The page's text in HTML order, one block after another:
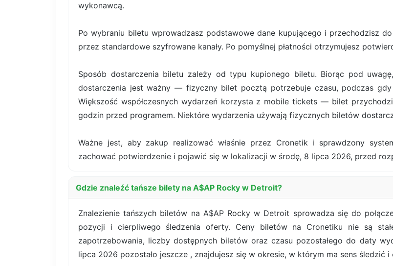
wykonawcą.
Po wybraniu biletu wprowadzasz podstawowe dane kupującego i przechodzisz
przez standardowe szyfrowane kanały. Po pomyślnej płatności otrzymujesz
Sposób dostarczenia biletu zależy od typu kupionego biletu. Biorąc pod
dostarczenia jest ważny — fizyczny bilet pocztą potrzebuje czasu, podczas
Większość współczesnych wydarzeń korzysta z mobile tickets — bilet
godzin przed programem. Niektóre wydarzenia używają fizycznych biletów
Ważne jest, aby zakup realizować właśnie przez Cronetik i sprawdzony
zachować potwierdzenie i pojawić się w lokalizacji w środę, 8 lipca 2026, przed
Gdzie znaleźć tańsze bilety na A$AP Rocky w Detroit?
Znalezienie tańszych biletów na A$AP Rocky w Detroit sprowadza się do
pozycji i cierpliwego śledzenia oferty. Ceny biletów na Cronetiku nie są
zapotrzebowania, liczby dostępnych biletów oraz czasu pozostałego do daty
lipca 2026 pozostało jeszcze , znajdujesz się w okresie, w którym ma sens śledzić i